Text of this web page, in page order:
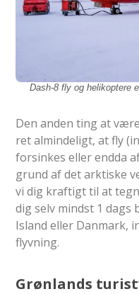
Dash-8 fly og helikoptere
Den anden ting at
ret almindeligt, at fly
forsinkes eller endda
grund af det arktiske
vi dig kraftigt til at
dig selv mindst 1 dags
Island eller Danmark,
flyvning.
Grønlands